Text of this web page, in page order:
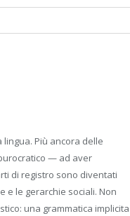
Più ancora delle
— ad aver
di registro sono diventati
e le gerarchie sociali. Non
una grammatica implicita